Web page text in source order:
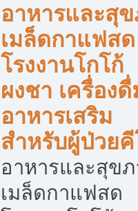
อาหารและสุ
เมล็ดกาแฟสด
โรงงานโกโก้
ผงชา เครื่อง
อาหารเสริม
สำหรับผู้ป่วย
อาหารและสุข
เมล็ดกาแฟสด